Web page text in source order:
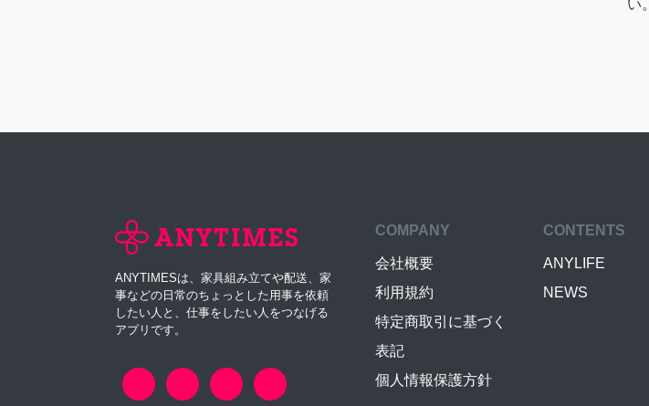
い。
ANYTIMESは、家具組み立てや配送、家
事などの日常のちょっとした用事を依頼
したい人と、仕事をしたい人をつなげる
アプリです。
COMPANY
会社概要
利用規約
特定商取引に基づく
表記
個人情報保護方針
CONTENTS
ANYLIFE
NEWS